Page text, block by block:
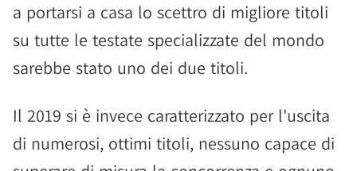
a portarsi a casa lo scettro di migliore titoli
su tutte le testate specializzate del mondo
sarebbe stato uno dei due titoli.
Il 2019 si è invece caratterizzato per l'uscita
di numerosi, ottimi titoli, nessuno capace di